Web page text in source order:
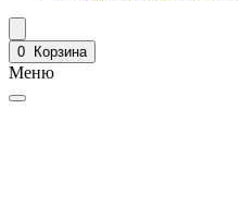
0 Корзина
Меню